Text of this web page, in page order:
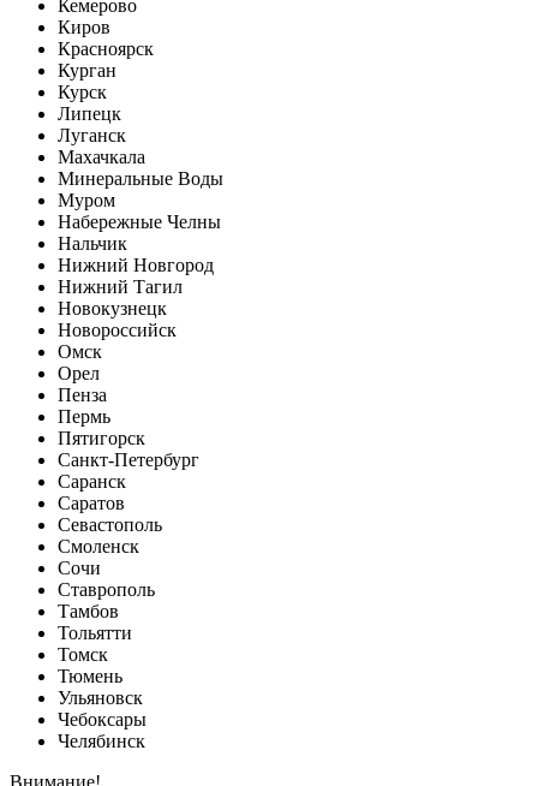
Кемерово
Киров
Красноярск
Курган
Курск
Липецк
Луганск
Махачкала
Минеральные Воды
Муром
Набережные Челны
Нальчик
Нижний Новгород
Нижний Тагил
Новокузнецк
Новороссийск
Омск
Орел
Пенза
Пермь
Пятигорск
Санкт-Петербург
Саранск
Саратов
Севастополь
Смоленск
Сочи
Ставрополь
Тамбов
Тольятти
Томск
Тюмень
Ульяновск
Чебоксары
Челябинск